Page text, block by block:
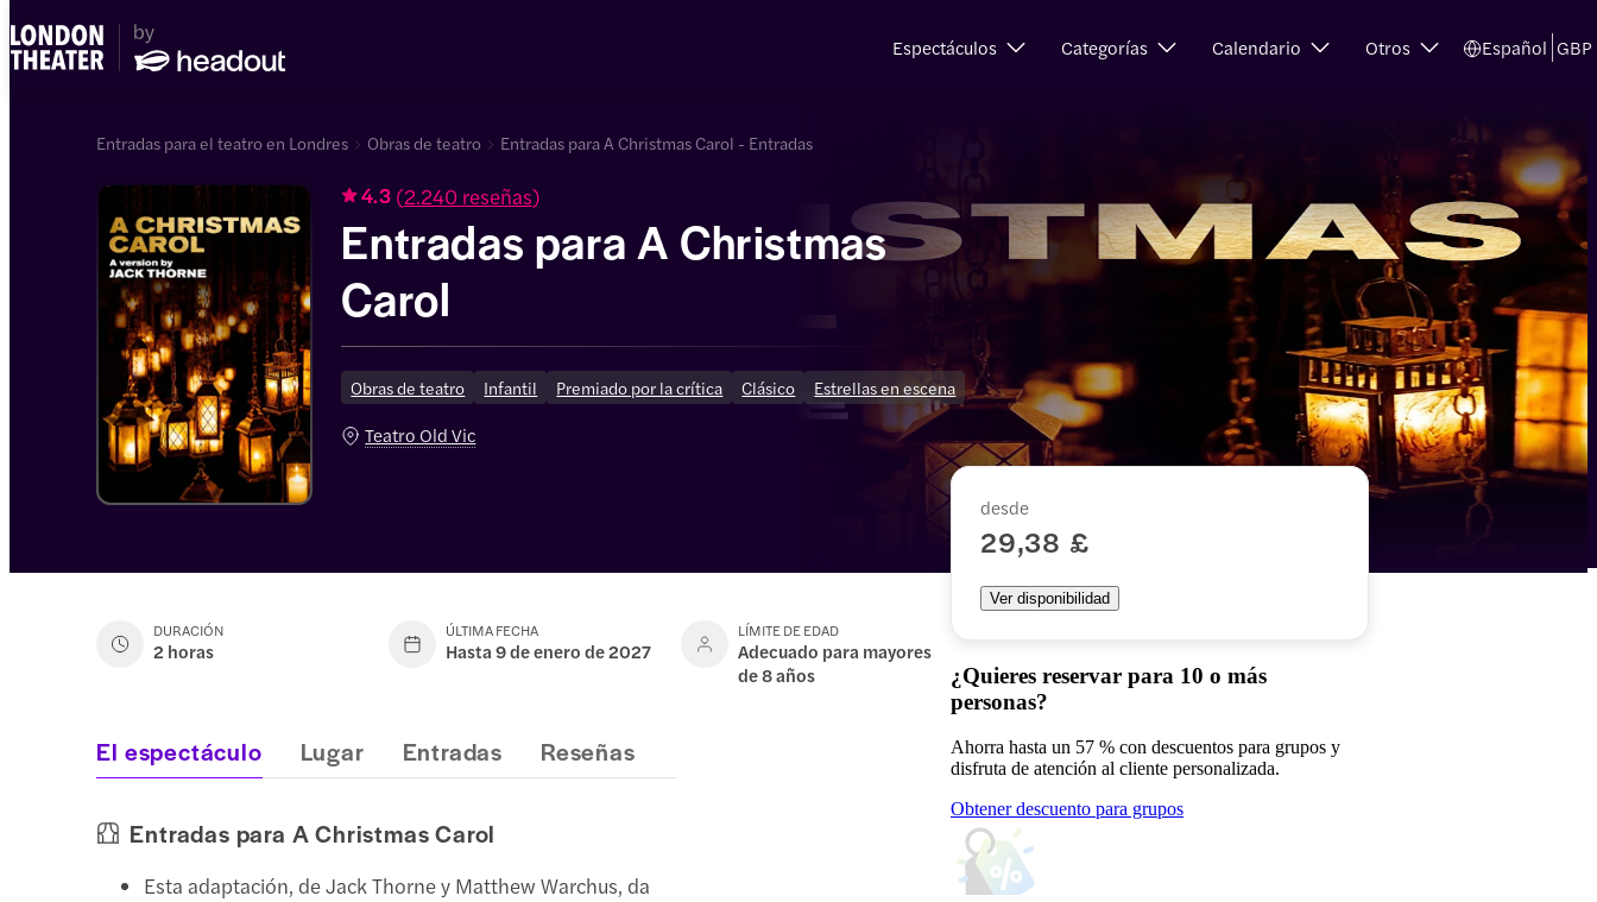
Espectáculos Categorías Calendario Otros Español GBP
Entradas para el teatro en Londres Obras de teatro Entradas para A Christmas Carol - Entradas
4.3 (2.240 reseñas)
Entradas para A Christmas
Carol
Obras de teatro Infantil Premiado por la crítica Clásico Estrellas en escena
Teatro Old Vic
DURACIÓN
2 horas
ÚLTIMA FECHA
Hasta 9 de enero de 2027
LÍMITE DE EDAD
Adecuado para mayores
de 8 años
desde
29,38 £
Ver disponibilidad
¿Quieres reservar para 10 o más
personas?
Ahorra hasta un 57 % con descuentos para grupos y
disfruta de atención al cliente personalizada.
Obtener descuento para grupos
El espectáculo Lugar Entradas Reseñas
Entradas para A Christmas Carol
Esta adaptación, de Jack Thorne y Matthew Warchus, da